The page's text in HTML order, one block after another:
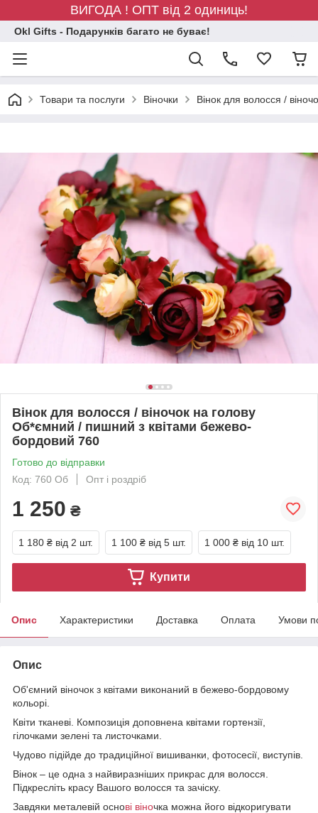
ВИГОДА ! ОПТ від 2 одиниць!
Okl Gifts - Подарунків багато не буває!
Товари та послуги Віночки Вінок для волосся /
Вінок для волосся / віночок на голову
Об*ємний / пишний з квітами бежево-
бордовий 760
Готово до відправки
Код: 760 Об
Опт і роздріб
1 250 ₴
1 180 ₴ від 2 шт. 1 100 ₴ від 5 шт. 1 000 ₴ від 10 шт.
Купити
Опис Характеристики Доставка Оплата Умови
Опис
Об'ємний віночок з квітами виконаний в бежево-бордовому
кольорі.
Квіти тканеві. Композиція доповнена квітами гортензії,
гілочками зелені та листочками.
Чудово підійде до традиційної вишиванки, фотосесії, виступів.
Вінок – це одна з найвиразніших прикрас для волосся.
Підкресліть красу Вашого волосся та зачіску.
Завдяки металевій основі віночка можна його відкоригувати